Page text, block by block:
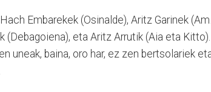
Embarekek (Osinalde), Aritz Garinek
(Debagoiena), eta Aritz Arrutik (Aia eta Kitto).
uneak, baina, oro har, ez zen bertsolariek